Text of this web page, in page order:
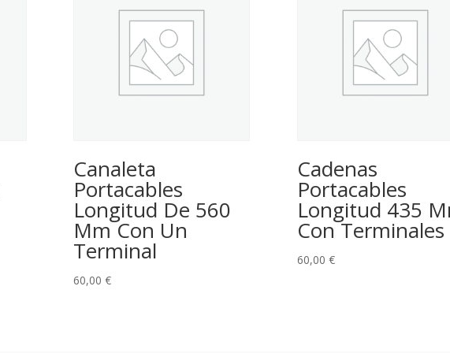
Canaleta
Portacables
Longitud De 560
Mm Con Un
Terminal
60,00 €
Cadenas
Portacables
Longitud 435
Con Terminales
60,00 €